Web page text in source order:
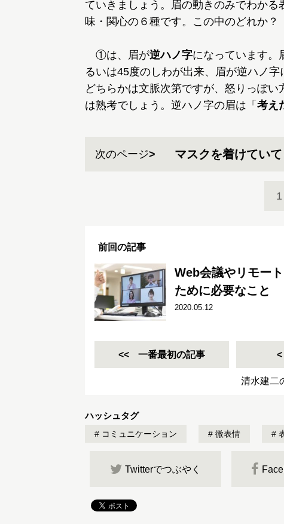
ていきましょう。眉の動きのみでわか
味・関心の６種です。この中のどれか？
①は、眉が逆ハノ字になっています。
るいは45度のしわが出来、眉が逆ハノ字
どちらかは文脈次第ですが、怒りっぽ
は熟考でしょう。逆ハノ字の眉は「 考え
次のページ マスクを着けてい
1
前回の記事
Web会議やリモー
ために必要なこと
2020.05.12
一番最初の記事
清水建二
ハッシュタグ
コミュニケーション 微表情
Twitterでつぶやく